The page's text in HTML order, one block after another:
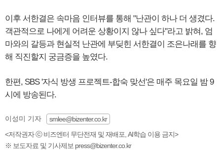
이후 서한결은 속마음 인터뷰를 통해 "난관이 하나 더 생겼다.
객관적으로 나에게 어려운 상황이지 않나 싶다"라고 밝혀, 엄
마와의 갈등과 현실적 난관에 부딪힌 서한결이 조은나래를 향
해 직진할지 궁금증을 높였다.
한편, SBS '자식 방생 프로젝트-합숙 맞선'은 매주 목요일 밤 9
시에 방송된다.
이성미 기자
smlee@bizenter.co.kr
<저작권자 ⓒ 비즈엔터 무단전재 및 재배포, AI학습 이용 금지>
※ 보도자료 및 기사제보 press@bizenter.co.kr